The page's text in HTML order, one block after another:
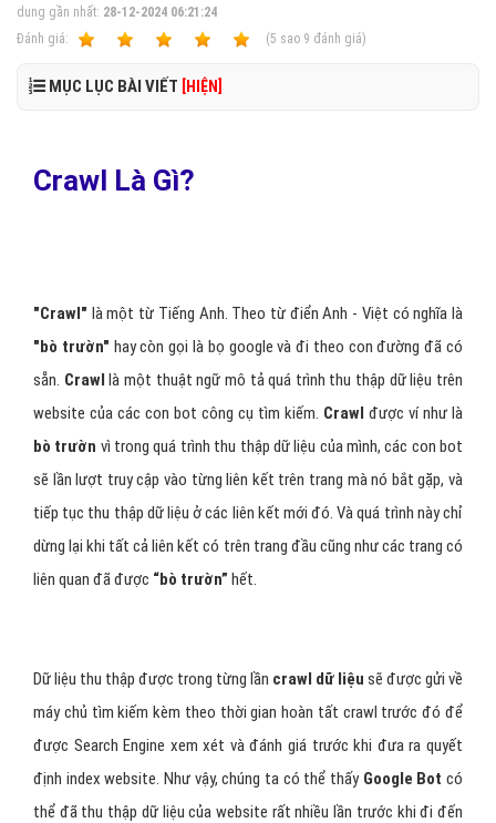
dung gần nhất: 28-12-2024 06:21:24
Ðánh giá:
(5 sao 9 đánh giá)
MỤC LỤC BÀI VIẾT [HIỆN]
Crawl Là Gì?
"Crawl" là một từ Tiếng Anh. Theo từ điển Anh - Việt có nghĩa là
"bò trườn" hay còn gọi là bọ google và đi theo con đường đã có
sẵn. Crawllà một thuật ngữ mô tả quá trình thu thập dữ liệu trên
website của các con bot công cụ tìm kiếm. Crawl được ví như là
bò trườn vì trong quá trình thu thập dữ liệu của mình, các con bot
sẽ lần lượt truy cập vào từng liên kết trên trang mà nó bắt gặp, và
tiếp tục thu thập dữ liệu ở các liên kết mới đó. Và quá trình này chỉ
dừng lại khi tất cả liên kết có trên trang đầu cũng như các trang có
liên quan đã được “bò trườn” hết.
Dữ liệu thu thập được trong từng lần crawl dữ liệu sẽ được gửi về
máy chủ tìm kiếm kèm theo thời gian hoàn tất crawl trước đó để
được Search Engine xem xét và đánh giá trước khi đưa ra quyết
định index website. Như vậy, chúng ta có thể thấy Google Bot có
thể đã thu thập dữ liệu của website rất nhiều lần trước khi đi đến